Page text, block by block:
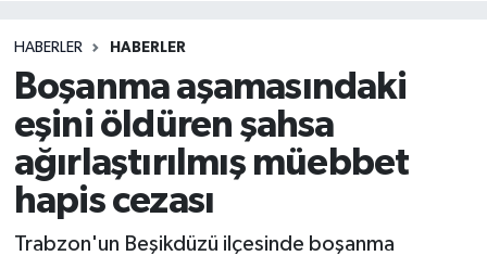
HABERLER HABERLER
Boşanma aşamasındaki
eşini öldüren şahsa
ağırlaştırılmış müebbet
hapis cezası
Trabzon'un Beşikdüzü ilçesinde boşanma
Son Dakika Haberleri
Haber Arşivi